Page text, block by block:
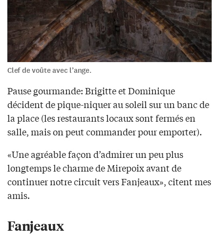
Clef de voûte avec l’ange.
Pause gourmande: Brigitte et Dominique
décident de pique-niquer au soleil sur un banc de
la place (les restaurants locaux sont fermés en
salle, mais on peut commander pour emporter).
«Une agréable façon d’admirer un peu plus
longtemps le charme de Mirepoix avant de
continuer notre circuit vers Fanjeaux», citent mes
amis.
Fanjeaux